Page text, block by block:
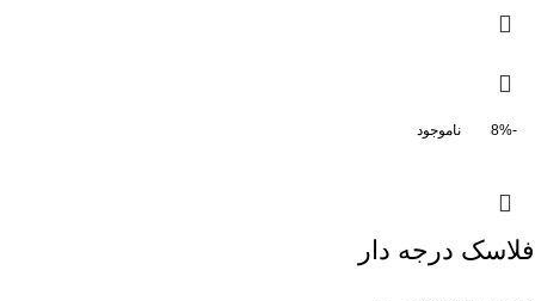
-8% ناموجود
فلاسک درجه دار